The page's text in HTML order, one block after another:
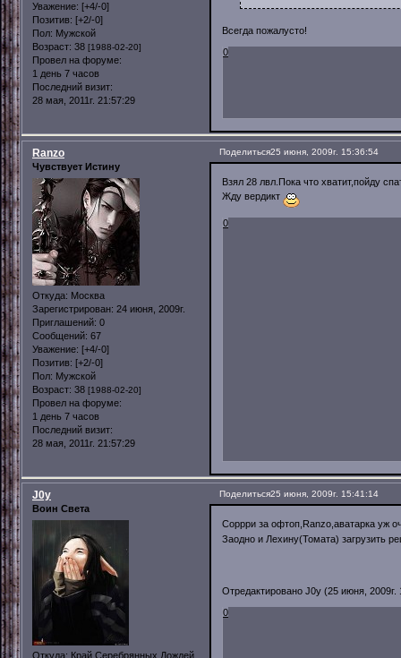
Уважение: [+4/-0]
Позитив: [+2/-0]
Пол: Мужской
Возраст: 38 [1988-02-20]
Провел на форуме:
1 день 7 часов
Последний визит:
28 мая, 2011г. 21:57:29
Всегда пожалусто!
0
Поделиться25 июня, 2009г. 15:36:54
Ranzo
Чувствует Истину
Откуда: Москва
Зарегистрирован: 24 июня, 2009г.
Приглашений: 0
Сообщений: 67
Уважение: [+4/-0]
Позитив: [+2/-0]
Пол: Мужской
Возраст: 38 [1988-02-20]
Провел на форуме:
1 день 7 часов
Последний визит:
28 мая, 2011г. 21:57:29
Взял 28 лвл.Пока что хватит,пойду
Жду вердикт
0
Поделиться25 июня, 2009г. 15:41:14
J0y
Воин Света
Откуда: Край Серебрянных Дождей
Соррри за офтоп,Ranzo,аватарка уж
Заодно и Лехину(Томата) загрузить
Отредактировано J0y (25 июня, 2009г.
0